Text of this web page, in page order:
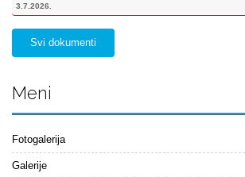
3.7.2026.
Svi dokumenti
Meni
Fotogalerija
Galerije